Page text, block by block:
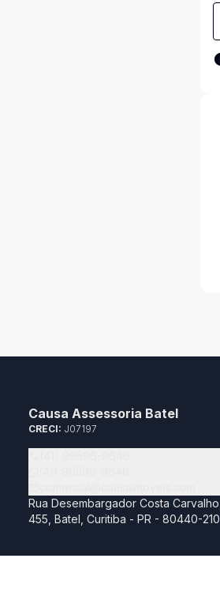
Causa Assessoria Batel
CRECI: J07197
Rua Desembargador Costa Carvalho,
455, Batel, Curitiba - PR - 80440-210